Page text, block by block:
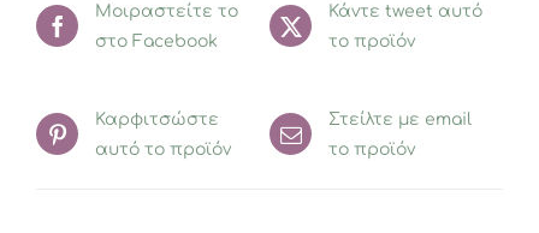
Μοιραστείτε το
στο Facebook
Κάντε tweet αυτό
το προϊόν
Καρφιτσώστε
αυτό το προϊόν
Στείλτε με email
το προϊόν